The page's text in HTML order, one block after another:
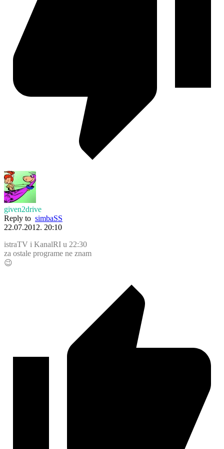
given2drive
Reply to simbaSS
22.07.2012. 20:10
istraTV i KanalRI u 22:30
za ostale programe ne znam
😉